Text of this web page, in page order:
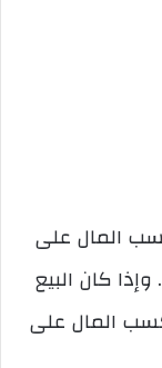
المال على
كان البيع
المال على